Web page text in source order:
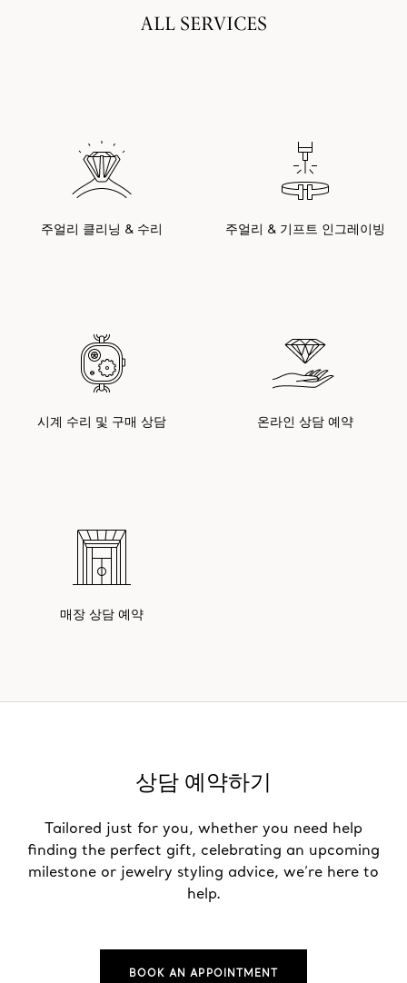
ALL SERVICES
주얼리 클리닝 & 수리 주얼리 & 기프트 인그레이빙
시계 수리 및 구매 상담 온라인 상담 예약
매장 상담 예약
상담 예약하기
Tailored just for you, whether you need help
finding the perfect gift, celebrating an upcoming
milestone or jewelry styling advice, we’re here to
help.
BOOK AN APPOINTMENT